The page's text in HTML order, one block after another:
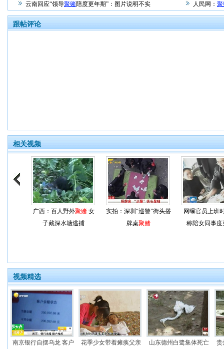
云南回应“领导聚赌陪度更年期”：图片说明不实 人民网：
跟帖评论
相关视频
广西：百人野外聚赌女
子藏深水塘逃捕
实拍：深圳“巡警”街头搭
牌桌聚赌
网曝官员上班
称陪女同事度
视频精选
南京银行自摆乌龙 客户
花季少女带着瘫痪父亲
山东德州白鹭集体死亡
贵